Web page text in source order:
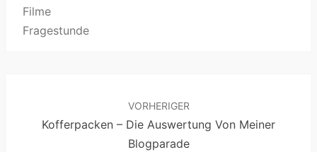
Filme
Fragestunde
VORHERIGER
Kofferpacken – Die Auswertung Von Meiner
Blogparade